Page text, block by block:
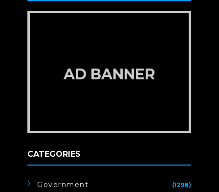
AD BANNER
CATEGORIES
Government (1298)